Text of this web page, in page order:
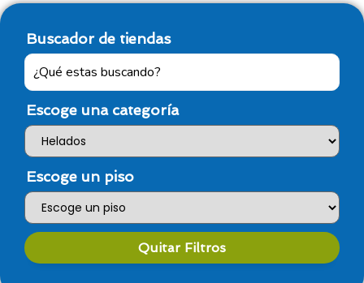
Buscador de tiendas
Escoge una categoría
Escoge un piso
Quitar Filtros